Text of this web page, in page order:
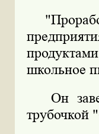
школьное
Он
трубочкой